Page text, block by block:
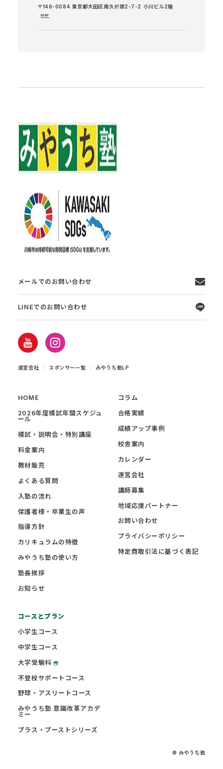
〒146-0084 東京都大田区南久が原2-7-2 小川ビル2階
MAP
メールでのお問い合わせ
LINEでのお問い合わせ
運営会社 スポンサー一覧 みやうち塾LP
HOME
2026年度模試年間スケジュ
ール
模試・説明会・特別講座
料金案内
教材販売
よくある質問
入塾の流れ
保護者様・卒業生の声
指導方針
カリキュラムの特徴
みやうち塾の使い方
塾長挨拶
お知らせ
コラム
合格実績
成績アップ事例
校舎案内
カレンダー
運営会社
講師募集
地域応援パートナー
お問い合わせ
プライバシーポリシー
特定商取引法に基づく表記
コースとプラン
小学生コース
中学生コース
大学受験科
不登校サポートコース
野球・アスリートコース
みやうち塾 意識改革アカデ
ミー
プラス・ブーストシリーズ
© みやうち塾